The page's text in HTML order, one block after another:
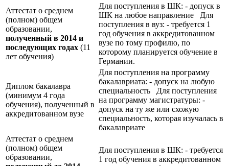
Аттестат о среднем
(полном) общем
образовании,
полученный в 2014 и
последующих годах (11
лет обучения)
Для поступления в ШК: - допуск в
ШК на любое направление Для
поступления в вуз: - требуется 1
год обучения в аккредитованном
вузе по тому профилю, по
которому планируется обучение в
Германии.
Диплом бакалавра
(минимум 4 года
обучения), полученный в
аккредитованном вузе
Для поступления на программу
бакалавриата: - допуск на любую
специальность Для поступления
на программу магистратуры: -
допуск на ту же или схожую
специальность, которая изучалась в
бакалавриате
Аттестат о среднем
(полном) общем
образовании,
Для поступления в ШК: - требуется
1 год обучения в аккредитованном